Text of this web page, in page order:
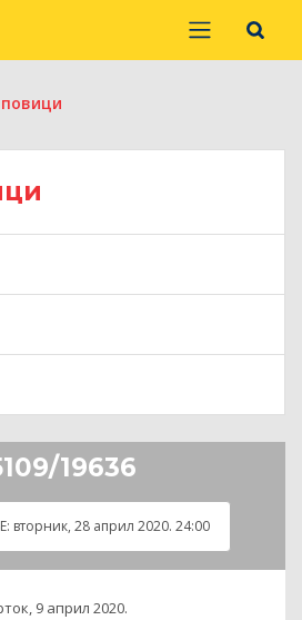
19636
вторник, 28 април 2020. 24:00
9 април 2020.